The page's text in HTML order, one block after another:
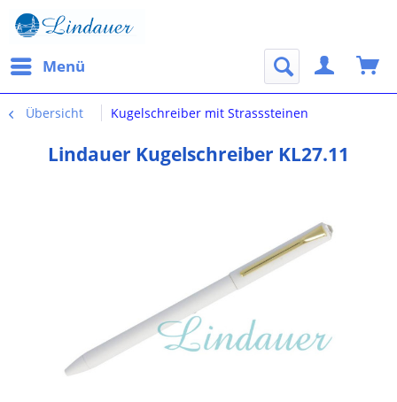
Menü
Übersicht Kugelschreiber mit Strasssteinen
Lindauer Kugelschreiber KL27.11